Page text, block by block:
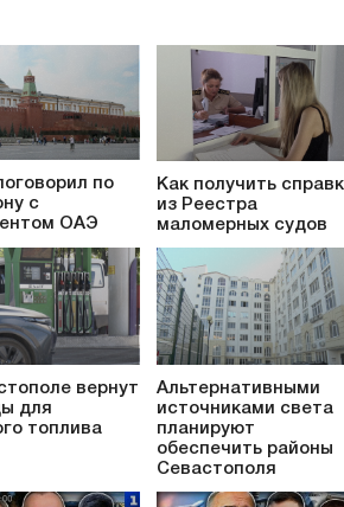
по
с
ОАЭ
Как получить
из Реестра
маломерных судов
вернут
для
топлива
Альтернативными
источниками света
планируют
обеспечить районы
Севастополя